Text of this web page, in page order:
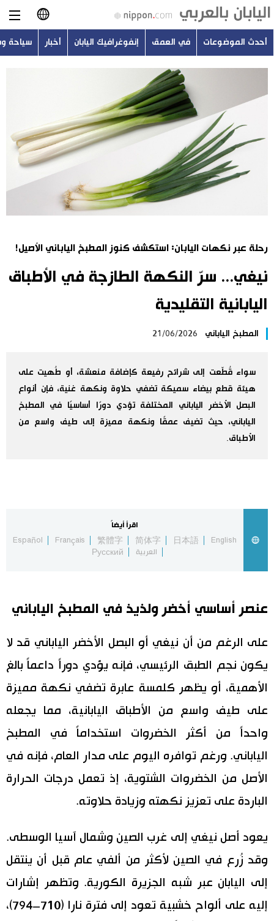
日本語
繁體字
Español
أحدث الموضوعات
في العمق
إنفوغرافيك اليابان
سياحة وسفر
صور
سياسة
اقتصاد
مجتمع
ثقافة
طوكيو
الأكثر تفاعلا
هو وهي
المطبخ الياباني
أحدث الموضوعات في العمق إنفوغرافيك اليابان أخبار سياحة
رحلة عبر نكهات اليابان: استكشف كنوز المطبخ الياباني الأصيل!
نيغي... سرّ النكهة الطازجة في الأطباق
اليابانية التقليدية
المطبخ الياباني 21/06/2026
سواء قُطّعت إلى شرائح رفيعة كإضافة منعشة، أو طُهيت على
هيئة قطع بيضاء سميكة تضفي حلاوة ونكهة غنية، فإن أنواع
البصل الأخضر الياباني المختلفة تؤدي دورًا أساسيًا في المطبخ
الياباني، حيث تضيف عمقًا ونكهة مميزة إلى طيف واسع من
الأطباق.
اقرأ أيضاً
English
日本語
简体字
繁體字
Français
Español
العربية
Русский
عنصر أساسي أخضر ولذيذ في المطبخ الياباني
على الرغم من أن نيغي أو البصل الأخضر الياباني قد لا
يكون نجم الطبق الرئيسي، فإنه يؤدي دوراً داعماً بالغ
الأهمية، أو يظهر كلمسة عابرة تضفي نكهة مميزة
على طيف واسع من الأطباق اليابانية، مما يجعله
واحداً من أكثر الخضروات استخداماً في المطبخ
الياباني. ورغم توافره اليوم على مدار العام، فإنه في
الأصل من الخضروات الشتوية، إذ تعمل درجات الحرارة
الباردة على تعزيز نكهته وزيادة حلاوته.
يعود أصل نيغي إلى غرب الصين وشمال آسيا الوسطى.
وقد زُرع في الصين لأكثر من ألفي عام قبل أن ينتقل
إلى اليابان عبر شبه الجزيرة الكورية. وتظهر إشارات
إليه على ألواح خشبية تعود إلى فترة نارا (710–794)،